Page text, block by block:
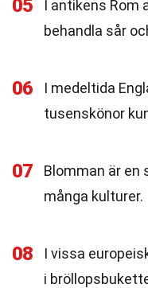
05
I antikens Rom
behandla sår
06
I medeltida
tusenskönor
07
Blomman är en
många kulturer.
08
I vissa
i